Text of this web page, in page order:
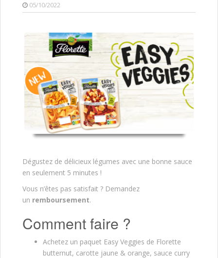
05/10/2022
Dégustez de délicieux légumes avec une bonne sauce
en seulement 5 minutes !
Vous n’êtes pas satisfait ? Demandez
un remboursement.
Comment faire ?
Achetez un paquet Easy Veggies de Florette
butternut, carotte jaune & orange, sauce curry